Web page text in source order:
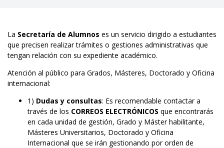
La Secretaría de Alumnos es un servicio dirigido a estudiantes
que precisen realizar trámites o gestiones administrativas que
tengan relación con su expediente académico.
Atención al público para Grados, Másteres, Doctorado y Oficina
internacional:
1) Dudas y consultas: Es recomendable contactar a
través de los CORREOS ELECTRÓNICOS que encontrarás
en cada unidad de gestión, Grado y Máster habilitante,
Másteres Universitarios, Doctorado y Oficina
Internacional que se irán gestionando por orden de